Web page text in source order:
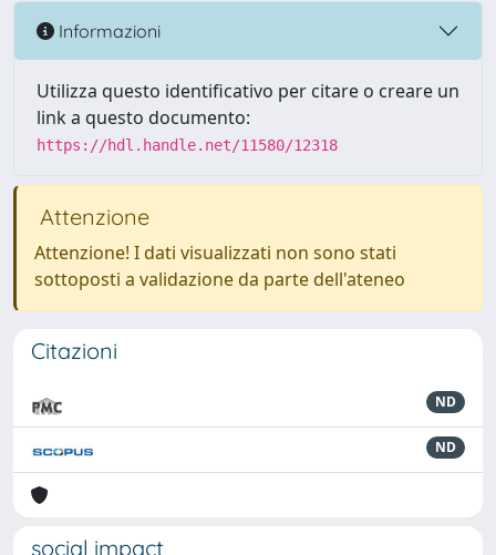
Informazioni
Utilizza questo identificativo per citare o creare un
link a questo documento:
https://hdl.handle.net/11580/12318
Attenzione
Attenzione! I dati visualizzati non sono stati
sottoposti a validazione da parte dell'ateneo
Citazioni
ND
ND
social impact